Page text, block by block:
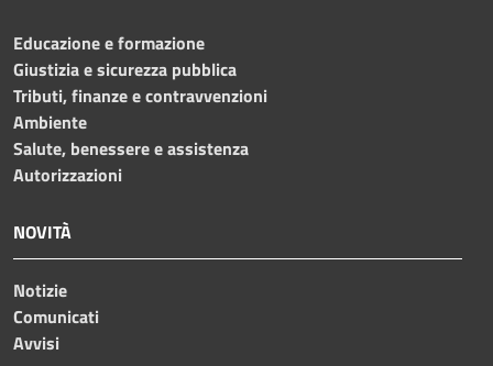
Educazione e formazione
Giustizia e sicurezza pubblica
Tributi, finanze e contravvenzioni
Ambiente
Salute, benessere e assistenza
Autorizzazioni
NOVITÀ
Notizie
Comunicati
Avvisi